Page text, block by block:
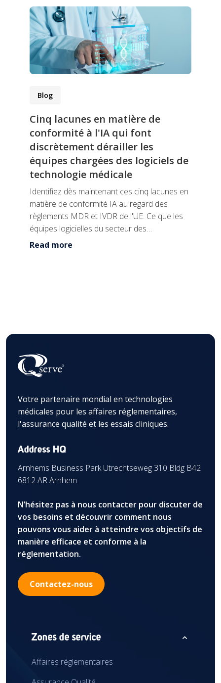
Blog
Cinq lacunes en matière de
conformité à l'IA qui font
discrètement dérailler les
équipes chargées des logiciels de
technologie médicale
Identifiez dès maintenant ces cinq lacunes en
matière de conformité IA au regard des
règlements MDR et IVDR de l'UE. Ce que les
équipes logicielles du secteur des
technologies médicales négligent, et...
Read more
Votre partenaire mondial en technologies
médicales pour les affaires réglementaires,
l'assurance qualité et les essais cliniques.
Address HQ
Arnhems Business Park Utrechtseweg 310 Bldg B42
6812 AR Arnhem
N’hésitez pas à nous contacter pour discuter de
vos besoins et découvrir comment nous
pouvons vous aider à atteindre vos objectifs de
manière efficace et conforme à la
réglementation.
Contactez-nous
Zones de service expand_less
Affaires réglementaires